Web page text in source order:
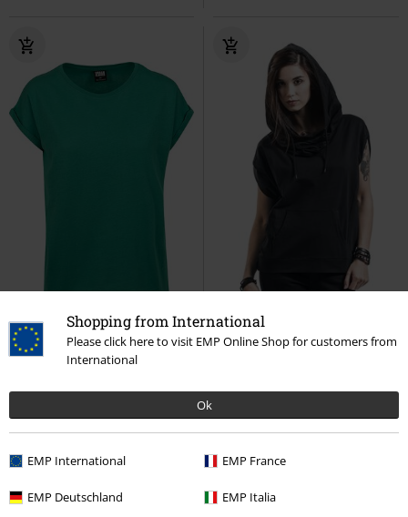
Shopping from International
Please click here to visit EMP Online Shop for customers from
International
Ok
EMP International EMP France
EMP Deutschland EMP Italia
Grote maten
Ladies Extended Shoulder Tee
+18
Ladies Sleeveless Terry High Collar